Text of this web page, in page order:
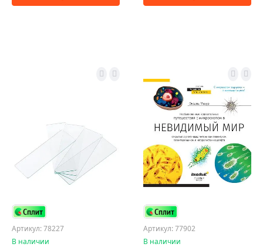
Артикул: 78227
В наличии
Артикул: 77902
В наличии